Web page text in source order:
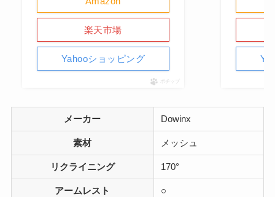
楽天市場
Yahooショッピング
ポチップ
メーカー Dowinx
素材 メッシュ
リクライニング 170°
アームレスト ○